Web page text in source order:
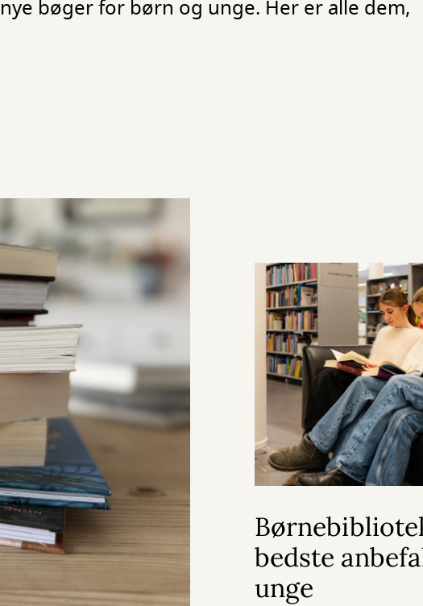
bøger for børn og unge. Her er alle dem,
bedste
unge